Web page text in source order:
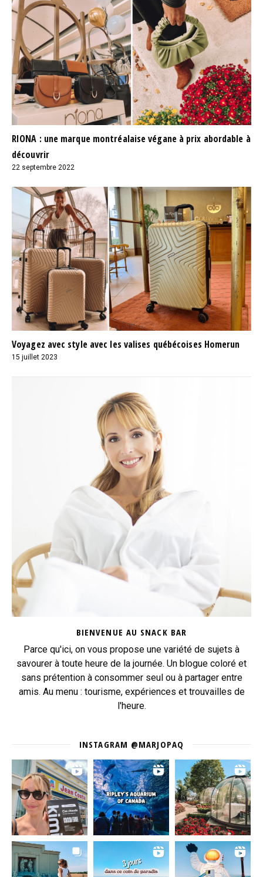
RIONA : une marque montréalaise végane à prix abordable à
découvrir
22 septembre 2022
Voyagez avec style avec les valises québécoises Homerun
15 juillet 2023
BIENVENUE AU SNACK BAR
Parce qu'ici, on vous propose une variété de sujets à
savourer à toute heure de la journée. Un blogue coloré et
sans prétention à consommer seul ou à partager entre
amis. Au menu : tourisme, expériences et trouvailles de
l'heure.
INSTAGRAM @MARJOPAQ